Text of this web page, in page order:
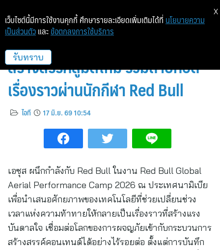
ASUS ProArt ยกระดับงาน
สร้างสรรค์สู่มิติใหม่ ร่วมถ่ายทอด
เรื่องราวผ่านนักกีฬา Red Bull
ไอที 17 มิ.ย. 69 10:54
เอซุส ผนึกกำลังกับ Red Bull ในงาน Red Bull Global
Aerial Performance Camp 2026 ณ ประเทศนามิเบีย
เพื่อนำเสนอศักยภาพของเทคโนโลยีที่ช่วยเปลี่ยนช่วง
เวลาแห่งความท้าทายให้กลายเป็นเรื่องราวที่สร้างแรง
บันดาลใจ เชื่อมต่อโลกของการผจญภัยเข้ากับกระบวนการ
สร้างสรรค์คอนเทนต์ได้อย่างไร้รอยต่อ ตั้งแต่การบันทึก
เว็บไซต์นี้มีการใช้งานคุกกี้ ศึกษารายละเอียดเพิ่มเติมได้ที่ นโยบายความ
เป็นส่วนตัว และ ข้อตกลงการใช้บริการ
รับทราบ
X